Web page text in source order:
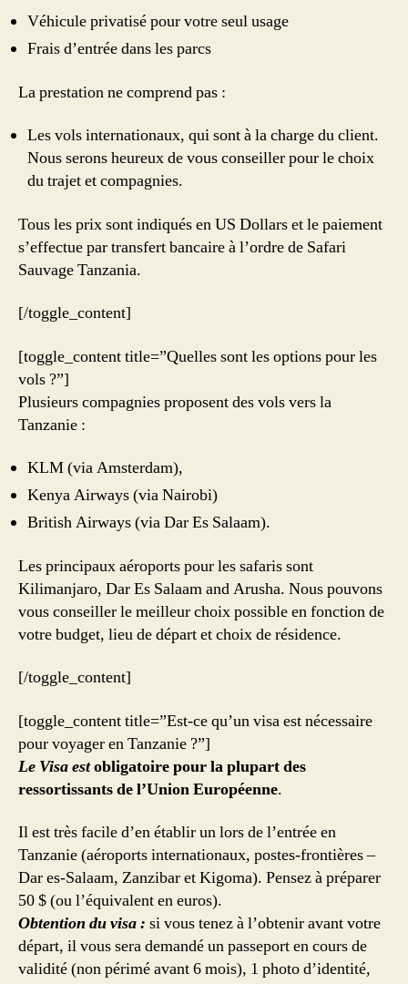
Véhicule privatisé pour votre seul usage
Frais d’entrée dans les parcs
La prestation ne comprend pas :
Les vols internationaux, qui sont à la charge du client.
Nous serons heureux de vous conseiller pour le choix
du trajet et compagnies.
Tous les prix sont indiqués en US Dollars et le paiement
s’effectue par transfert bancaire à l’ordre de Safari
Sauvage Tanzania.
[/toggle_content]
[toggle_content title=”Quelles sont les options pour les
vols ?”]
Plusieurs compagnies proposent des vols vers la
Tanzanie :
KLM (via Amsterdam),
Kenya Airways (via Nairobi)
British Airways (via Dar Es Salaam).
Les principaux aéroports pour les safaris sont
Kilimanjaro, Dar Es Salaam and Arusha. Nous pouvons
vous conseiller le meilleur choix possible en fonction de
votre budget, lieu de départ et choix de résidence.
[/toggle_content]
[toggle_content title=”Est-ce qu’un visa est nécessaire
pour voyager en Tanzanie ?”]
Le Visa estobligatoire pour la plupart des
ressortissants de l’Union Européenne.
Il est très facile d’en établir un lors de l’entrée en
Tanzanie (aéroports internationaux, postes-frontières –
Dar es-Salaam, Zanzibar et Kigoma). Pensez à préparer
50 $ (ou l’équivalent en euros).
Obtention du visa : si vous tenez à l’obtenir avant votre
départ, il vous sera demandé un passeport en cours de
validité (non périmé avant 6 mois), 1 photo d’identité,